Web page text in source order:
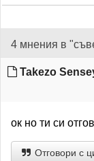
4 мнения в
Takezo
ок но ти си
Отговори с